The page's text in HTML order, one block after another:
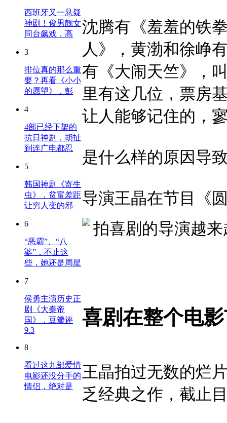
沈腾有《羞羞的铁
人》，黄渤和徐峥
有《大闹天竺》，
里有这几位，票房
让人能够记住的，
是什么样的原因导
导演王晶在节目《
喜剧在整个电
王晶拍过无数的烂
乏经典之作，截止
西班牙又一悬疑
神剧！俊男靓女
同台飙戏，高
3
排位真的那么重
要？再看《小小
的愿望》，彭
4
4部已经下架的
抗日神剧，胡扯
到连广电都忍
5
韩国神剧《寄生
虫》，贫富差距
让穷人变的邪
6
“恶霸”、“八
婆”，不止这
些，她还是周星
7
侯勇主演历史正
剧《大秦帝
国》，豆瓣评
9.3
8
看过这九部爱情
电影还没分手的
情侣，绝对是